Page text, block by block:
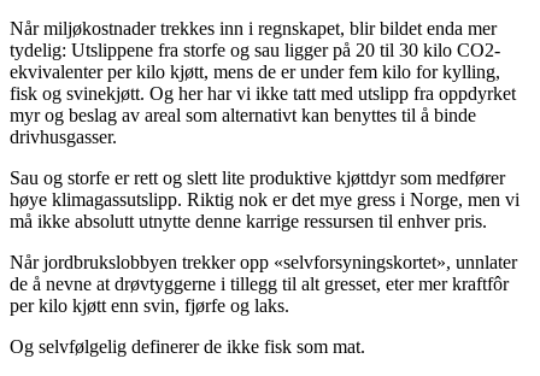
Når miljøkostnader trekkes inn i regnskapet, blir bildet enda mer
tydelig: Utslippene fra storfe og sau ligger på 20 til 30 kilo CO2-
ekvivalenter per kilo kjøtt, mens de er under fem kilo for kylling,
fisk og svinekjøtt. Og her har vi ikke tatt med utslipp fra oppdyrket
myr og beslag av areal som alternativt kan benyttes til å binde
drivhusgasser.
Sau og storfe er rett og slett lite produktive kjøttdyr som medfører
høye klimagassutslipp. Riktig nok er det mye gress i Norge, men vi
må ikke absolutt utnytte denne karrige ressursen til enhver pris.
Når jordbrukslobbyen trekker opp «selvforsyningskortet», unnlater
de å nevne at drøvtyggerne i tillegg til alt gresset, eter mer kraftfôr
per kilo kjøtt enn svin, fjørfe og laks.
Og selvfølgelig definerer de ikke fisk som mat.